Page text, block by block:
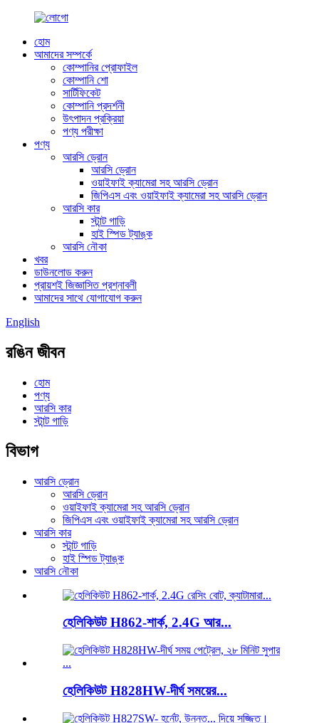
হোম
আমাদের সম্পর্কে
কোম্পানির প্রোফাইল
কোম্পানি শো
সার্টিফিকেট
কোম্পানি প্রদর্শনী
উৎপাদন প্রক্রিয়া
পণ্য পরীক্ষা
পণ্য
আরসি ড্রোন
আরসি ড্রোন
ওয়াইফাই ক্যামেরা সহ আরসি ড্রোন
জিপিএস এবং ওয়াইফাই ক্যামেরা সহ আরসি ড্রোন
আরসি কার
স্টান্ট গাড়ি
হাই স্পিড ট্যাঙ্ক
আরসি নৌকা
খবর
ডাউনলোড করুন
প্রায়শই জিজ্ঞাসিত প্রশ্নাবলী
আমাদের সাথে যোগাযোগ করুন
English
রঙিন জীবন
হোম
পণ্য
আরসি কার
স্টান্ট গাড়ি
বিভাগ
আরসি ড্রোন
আরসি ড্রোন
ওয়াইফাই ক্যামেরা সহ আরসি ড্রোন
জিপিএস এবং ওয়াইফাই ক্যামেরা সহ আরসি ড্রোন
আরসি কার
স্টান্ট গাড়ি
হাই স্পিড ট্যাঙ্ক
আরসি নৌকা
হেলিকিউট H862-শার্ক, 2.4G আর...
হেলিকিউট H828HW-দীর্ঘ সময়ের...